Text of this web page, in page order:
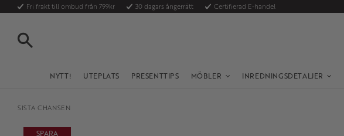
Fri frakt till ombud från 799kr 30 dagars ångerrätt Certifierad E-handel
NYTT! UTEPLATS PRESENTTIPS MÖBLER INREDNINGSDETALJER
SISTA CHANSEN
SPARA